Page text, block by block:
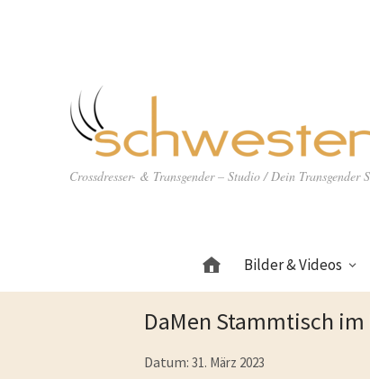
Crossdresser- & Transgender – Studio / Dein
Bilder & Videos
DaMen Stammtisch im
Datum: 31. März 2023